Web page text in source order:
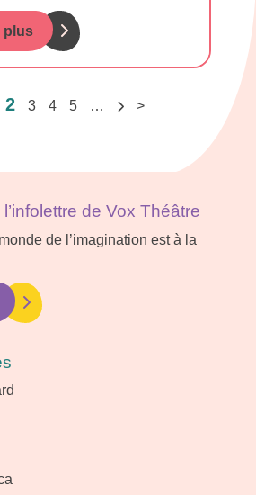
plus
2 3 4 5 … >
de Vox Théâtre
de l’imagination est à la